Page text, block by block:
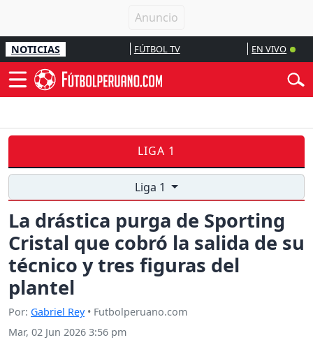
NOTICIAS FÚTBOL TV EN VIVO
LIGA 1
Liga 1
La drástica purga de Sporting
Cristal que cobró la salida de su
técnico y tres figuras del
plantel
Por: Gabriel Rey• Futbolperuano.com
Mar, 02 Jun 2026 3:56 pm